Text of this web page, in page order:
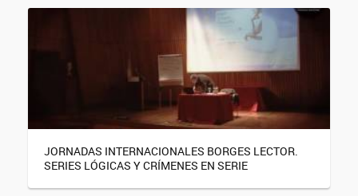
JORNADAS INTERNACIONALES BORGES LECTOR.
SERIES LÓGICAS Y CRÍMENES EN SERIE